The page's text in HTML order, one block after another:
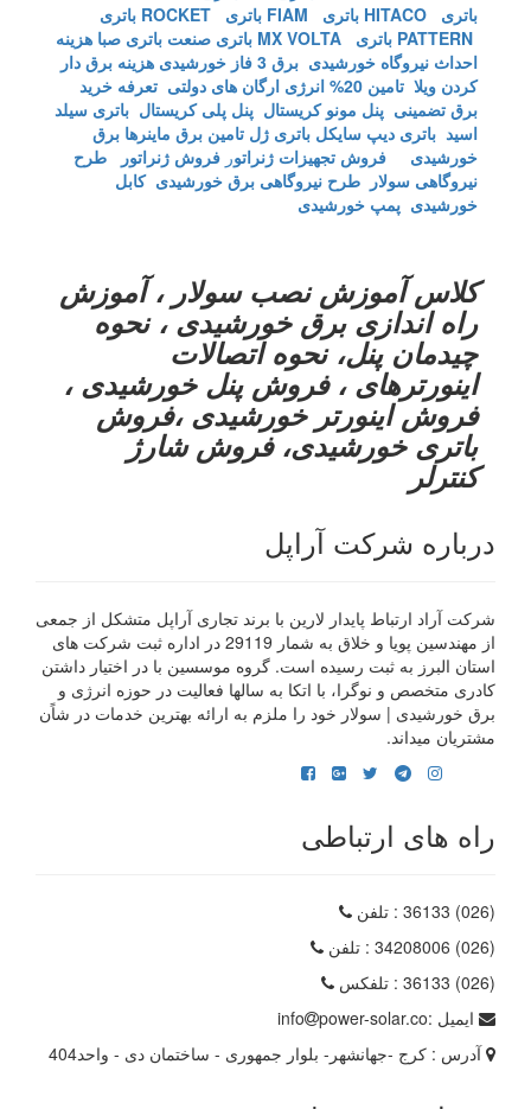
باتری HITACO
باتری FIAM باتری ROCKET
باتری
باتری MX VOLTA باتری صنعت باتری صبا هزینه
احداث نیروگاه خورشیدی برق 3 فاز خورشیدی
هزینه برق دار
کردن ویلا تامین 20% انرژی ارگان های دولتی
تعرفه خرید
برق تضمینی پنل مونو کریستال پنل پلی کریستال باتری سیلد
اسید باتری دیپ سایکل باتری ژل تامین برق ماینرها برق
خورشیدی
فروش تجهیزات ژنراتور فروش ژنراتور
طرح
نیروگاهی سولار طرح نیروگاهی برق خورشیدی کابل
خورشیدی پمپ خورشیدی
کلاس آموزش نصب سولار ، آموزش
راه اندازی برق خورشیدی ، نحوه
چیدمان پنل، نحوه اتصالات
اینورترهای ، فروش پنل خورشیدی ،
فروش اینورتر خورشیدی ،فروش
باتری خورشیدی، فروش شارژ
کنترلر
درباره شرکت آراپل
شرکت آراد ارتباط پایدار لارین با برند تجاری آراپل متشکل از جمعی
از مهندسین پویا و خلاق به شمار 29119 در اداره ثبت شرکت های
استان البرز به ثبت رسیده است. گروه موسسین با در اختیار داشتن
کادری متخصص و نوگرا، با اتکا به سالها فعالیت در حوزه انرژی و
برق خورشیدی | سولار خود را ملزم به ارائه بهترین خدمات در شاًن
مشتریان میداند.
راه های ارتباطی
(026) 36133
: تلفن
(026) 34208006
: تلفن
(026) 36133
: تلفکس
ایمیل :
info
power-solar.co
آدرس : کرج -جهانشهر- بلوار جمهوری - ساختمان دی - واحد404